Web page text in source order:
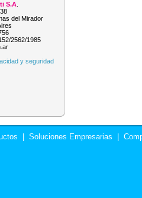
S.A
del Mirador
2562/1985
y seguridad
Soluciones Empresarias